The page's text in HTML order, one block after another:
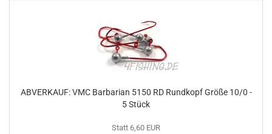
ABVERKAUF: VMC Barbarian 5150 RD Rundkopf Größe 10/0 -
5 Stück
Statt 6,60 EUR